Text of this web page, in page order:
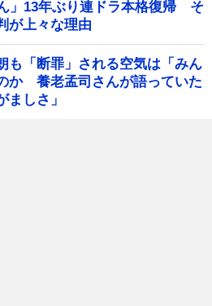
」13年ぶり連ドラ本格復帰 そ
が上々な理由
も「断罪」される空気は「みん
か 養老孟司さんが語っていた
ましさ」